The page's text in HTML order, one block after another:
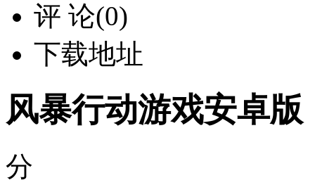
评 论(0)
下载地址
风暴行动游戏安卓版
分